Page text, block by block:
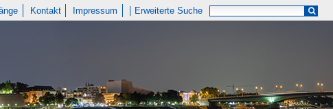
Kontakt Impressum Erweiterte Suche